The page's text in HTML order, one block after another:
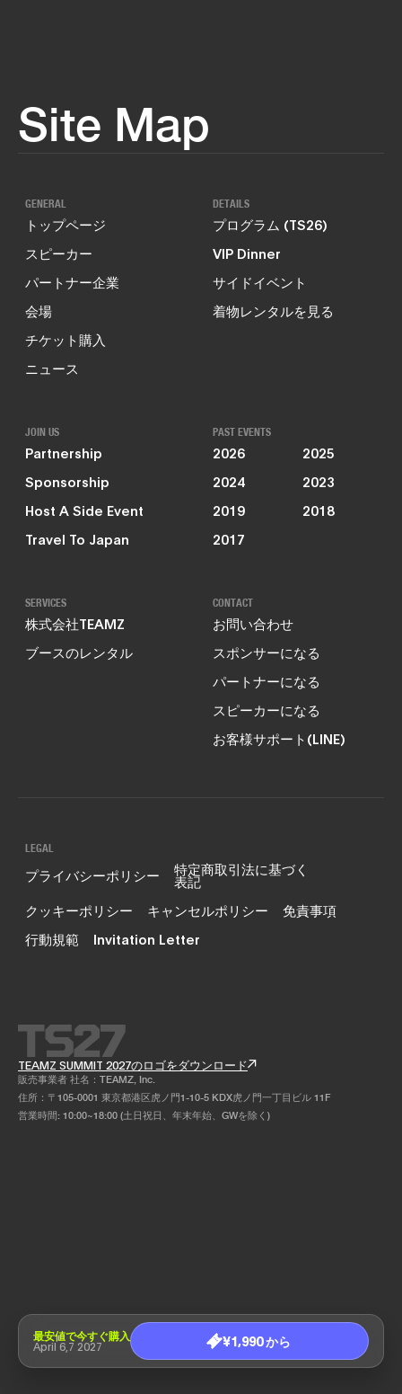
最安値で今すぐ購入
April 6,7 2027
¥1,990 から
Site Map
GENERAL
トップページ
スピーカー
パートナー企業
会場
チケット購入
ニュース
DETAILS
プログラム (TS26)
VIP Dinner
サイドイベント
着物レンタルを見る
JOIN US
Partnership
Sponsorship
Host A Side Event
Travel To Japan
PAST EVENTS
2026
2025
2024
2023
2019
2018
2017
SERVICES
株式会社TEAMZ
ブースのレンタル
CONTACT
お問い合わせ
スポンサーになる
パートナーになる
スピーカーになる
お客様サポート(LINE)
LEGAL
プライバシーポリシー 特定商取引法に基づく
表記
クッキーポリシー
キャンセルポリシー
免責事項
行動規範
Invitation Letter
TEAMZ SUMMIT 2027のロゴをダウンロード
販売事業者 社名：TEAMZ, Inc.
住所：〒105-0001 東京都港区虎ノ門1-10-5 KDX虎ノ門一丁目ビル 11F
営業時間: 10:00~18:00 (土日祝日、年末年始、GWを除く)